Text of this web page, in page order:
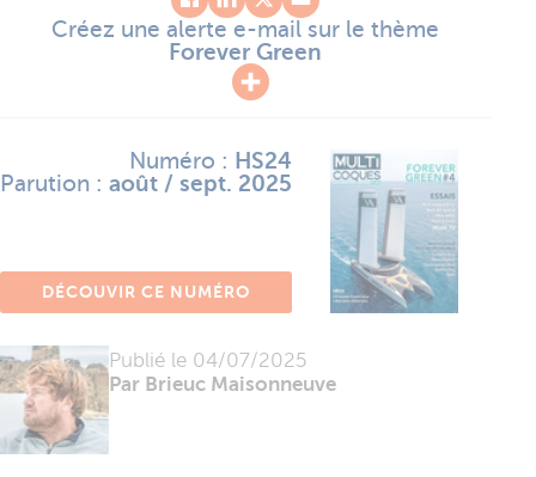
Créez une alerte e-mail sur le thème
Forever Green
Publié le 04/07/2025
Par Brieuc Maisonneuve
Numéro : HS24
Parution : août / sept. 2025
DÉCOUVIR CE NUMÉRO